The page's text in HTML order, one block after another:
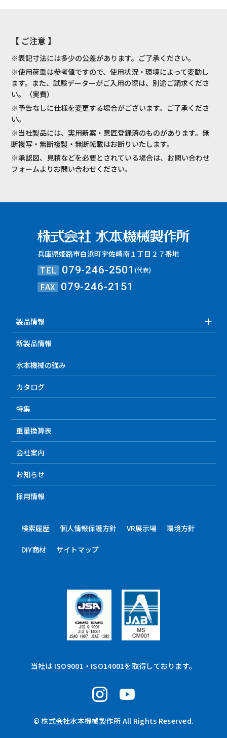
【 ご注意 】
※表記寸法には多少の公差があります。ご了承ください。
※使用荷重は参考値ですので、使用状況・環境によって変動し
ます。また、試験データーがご入用の際は、別途ご請求くださ
い。（実費）
※予告なしに仕様を変更する場合がございます。ご了承くださ
い。
※当社製品には、実用新案・意匠登録済のものがあります。無
断複写・無断複製・無断転載はお断りいたします。
※承認図、見積などを必要とされている場合は、お問い合わせ
フォームよりお問い合わせください。
兵庫県姫路市白浜町宇佐崎南１丁目２７番地
TEL 079-246-2501(代表)
FAX 079-246-2151
製品情報
新製品情報
水本機械の強み
カタログ
特集
重量換算表
会社案内
お知らせ
採用情報
検索履歴 個人情報保護方針 VR展示場 環境方針
DIY商材 サイトマップ
当社は ISO9001・ISO14001を取得しております。
© 株式会社水本機械製作所 All Rights Reserved.